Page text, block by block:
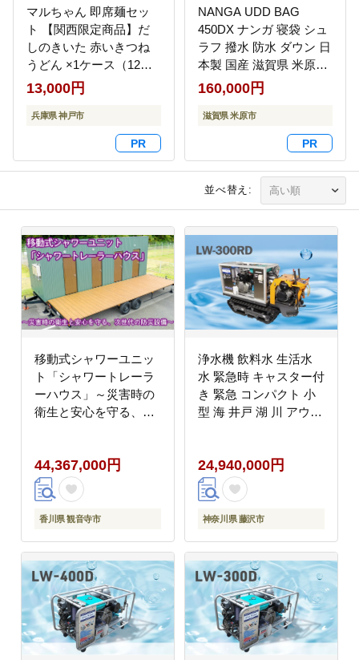
マルちゃん 即席麺セッ
ト 【関西限定商品】だ
しのきいた 赤いきつね
うどん ×1ケース（12個
入り）と 麺づくり 鶏ガ
ラ醤油 ×1ケース（12個
入り）│ 即席めん 即席麺
麺類 ラーメン カップ麺
カップラーメン インス
タント 非常食 常備食 防
13,000円
兵庫県 神戸市
NANGA UDD BAG
450DX ナンガ 寝袋 シュ
ラフ 撥水 防水 ダウン 日
本製 国産 滋賀県 米原市
キャンプ アウトドア 登
山 車中泊 防災 コンパク
ト 軽量 結露 快適 防寒
防風 マミー型 アウトレ
ット 高級 レッド
160,000円
滋賀県 米原市
並べ替え:
移動式シャワーユニッ
ト「シャワートレーラ
ーハウス」～災害時の
衛生と安心を守る、次
44,367,000円
香川県 観音寺市
浄水機 飲料水 生活水
水 緊急時 キャスター付
き 緊急 コンパクト 小
型 海 井戸 湖 川 アウト
災 グッズ 災害 対策 備
蓄 避難 介護 地震 台風
アウトドア キャンプ 日
用品 小分け 食べ物以外
24,940,000円
神奈川県 藤沢市